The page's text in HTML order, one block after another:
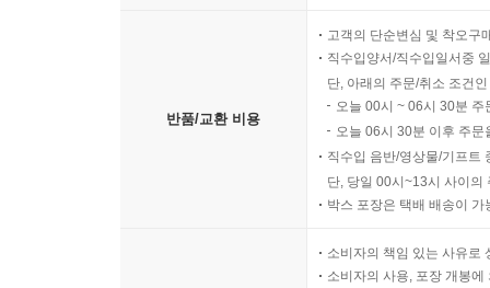
반품/교환 비용
고객의 단순변심 및 착오구
직수입양서/직수입일서중
단, 아래의 주문/취소 조건
오늘 00시 ~ 06시 30분
오늘 06시 30분 이후 주
직수입 음반/영상물/기프트
단, 당일 00시~13시 사이의
박스 포장은 택배 배송이
소비자의 책임 있는 사유로
소비자의 사용, 포장 개봉